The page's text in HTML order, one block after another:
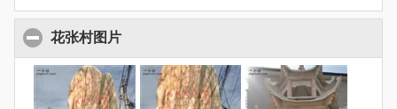
花张村图片